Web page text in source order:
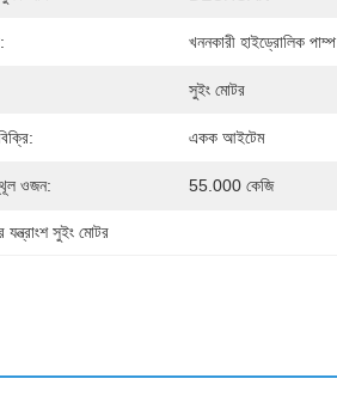
খননকারী হাইড্রোলিক পাম্প
সুইং মোটর
একক আইটেম
ওজন: 55.000 কেজি
যন্ত্রাংশ সুইং মোটর